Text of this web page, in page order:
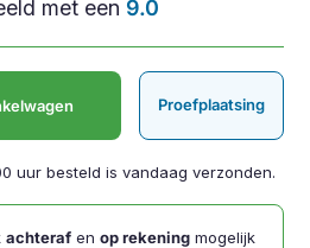
met een 9.0
Proefplaatsing
uur besteld is vandaag verzonden.
achteraf enop rekening mogelijk